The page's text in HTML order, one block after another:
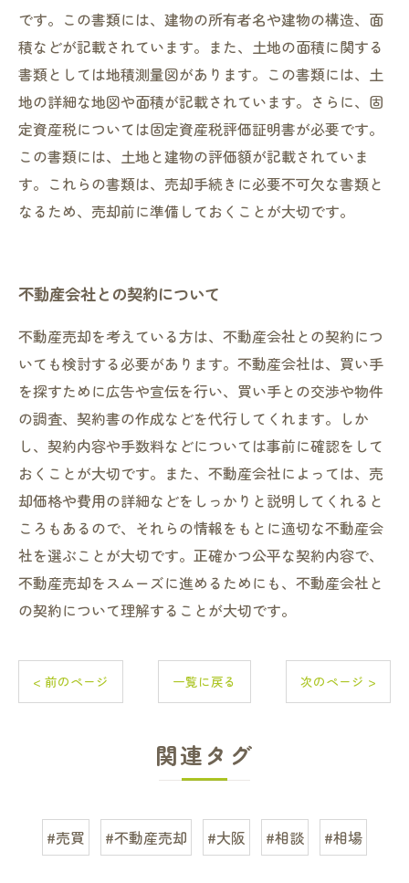
です。この書類には、建物の所有者名や建物の構造、面
積などが記載されています。また、土地の面積に関する
書類としては地積測量図があります。この書類には、土
地の詳細な地図や面積が記載されています。さらに、固
定資産税については固定資産税評価証明書が必要です。
この書類には、土地と建物の評価額が記載されていま
す。これらの書類は、売却手続きに必要不可欠な書類と
なるため、売却前に準備しておくことが大切です。
不動産会社との契約について
不動産売却を考えている方は、不動産会社との契約につ
いても検討する必要があります。不動産会社は、買い手
を探すために広告や宣伝を行い、買い手との交渉や物件
の調査、契約書の作成などを代行してくれます。しか
し、契約内容や手数料などについては事前に確認をして
おくことが大切です。また、不動産会社によっては、売
却価格や費用の詳細などをしっかりと説明してくれると
ころもあるので、それらの情報をもとに適切な不動産会
社を選ぶことが大切です。正確かつ公平な契約内容で、
不動産売却をスムーズに進めるためにも、不動産会社と
の契約について理解することが大切です。
< 前のページ 一覧に戻る 次のページ >
関連タグ
#売買 #不動産売却 #大阪 #相談 #相場